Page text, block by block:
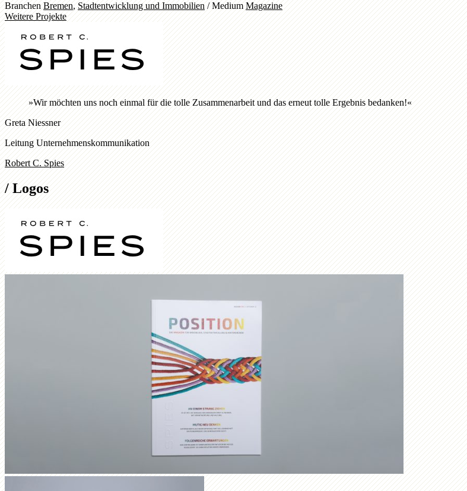
BranchenBremen,Stadtentwicklung und Immobilien/MediumMagazine
Weitere Projekte
»Wir möchten uns noch einmal für die tolle Zusammenarbeit und das erneut tolle Ergebnis bedanken!«
Greta Niessner
Leitung Unternehmenskommunikation
Robert C. Spies
/Logos